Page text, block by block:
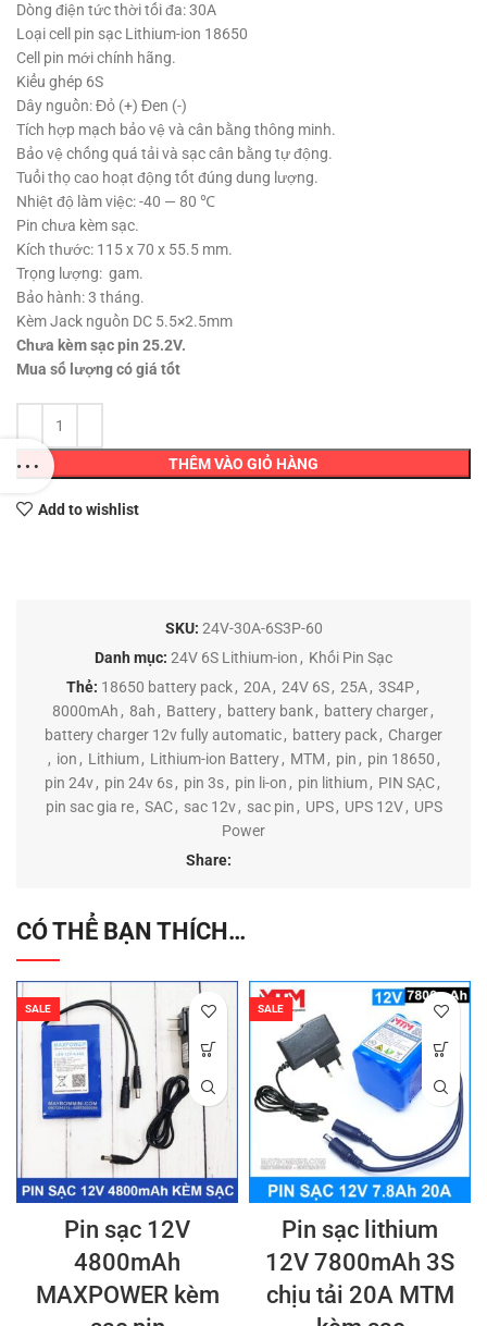
Dòng điện tức thời tối đa: 30A
Loại cell pin sạc Lithium-ion 18650
Cell pin mới chính hãng.
Kiểu ghép 6S
Dây nguồn: Đỏ (+) Đen (-)
Tích hợp mạch bảo vệ và cân bằng thông minh.
Bảo vệ chống quá tải và sạc cân bằng tự động.
Tuổi thọ cao hoạt động tốt đúng dung lượng.
Nhiệt độ làm việc: -40 — 80 ℃
Pin chưa kèm sạc.
Kích thước: 115 x 70 x 55.5 mm.
Trọng lượng: gam.
Bảo hành: 3 tháng.
Kèm Jack nguồn DC 5.5×2.5mm
Chưa kèm sạc pin 25.2V.
Mua số lượng có giá tốt
THÊM VÀO GIỎ HÀNG
Add to wishlist
SKU: 24V-30A-6S3P-60
Danh mục: 24V 6S Lithium-ion , Khối Pin Sạc
Thẻ: 18650 battery pack , 20A , 24V 6S , 25A , 3S4P ,
8000mAh , 8ah , Battery , battery bank , battery charger ,
battery charger 12v fully automatic, battery pack, Charger
, ion , Lithium , Lithium-ion Battery , MTM , pin , pin 18650 ,
pin 24v, pin 24v 6s, pin 3s, pin li-on , pin lithium, PIN SẠC,
pin sac gia re , SAC , sac 12v , sac pin , UPS , UPS 12V , UPS
Power
Share:
CÓ THỂ BẠN THÍCH…
SALE
Pin sạc 12V
4800mAh
MAXPOWER kèm
SALE
Pin sạc lithium
12V 7800mAh 3S
chịu tải 20A MTM